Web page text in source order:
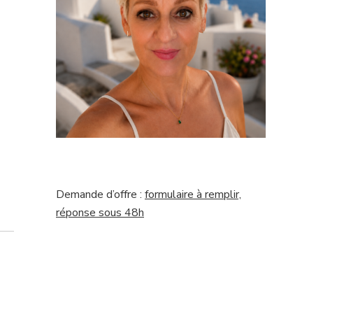
Demande d’offre : formulaire à remplir,
réponse sous 48h